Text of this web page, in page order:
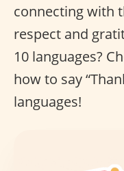
connecting with
respect and
10 languages?
how to say
languages!